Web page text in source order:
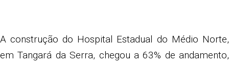
A construção do Hospital Estadual do Médio Norte,
em Tangará da Serra, chegou a 63% de andamento,